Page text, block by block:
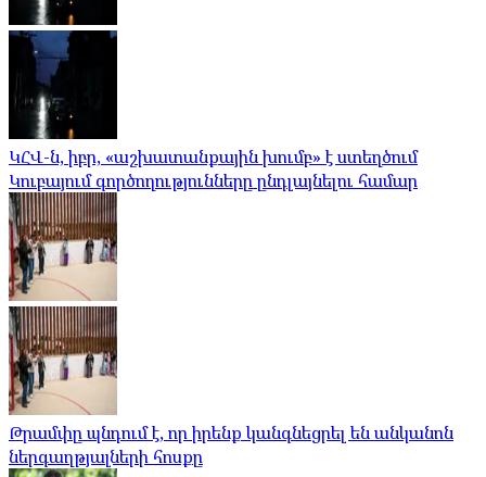
ԿՀՎ-ն, իբր, «աշխատանքային խումբ» է ստեղծում
Կուբայում գործողությունները ընդլայնելու համար
Թրամփը պնդում է, որ իրենք կանգնեցրել են անկանոն
ներգաղթյալների հոսքը